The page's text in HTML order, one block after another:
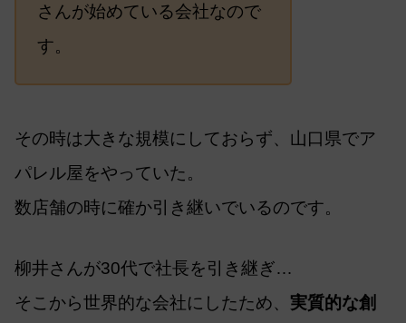
さんが始めている会社なので
す。
その時は大きな規模にしておらず、山口県でア
パレル屋をやっていた。
数店舗の時に確か引き継いでいるのです。
柳井さんが30代で社長を引き継ぎ…
そこから世界的な会社にしたため、 実質的な創